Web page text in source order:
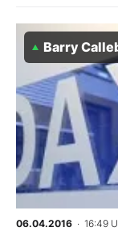
Barry
06.04.2016 · 16:49